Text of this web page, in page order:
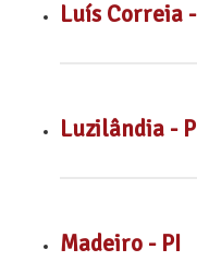
Luís Correia
Luzilândia -
Madeiro - PI